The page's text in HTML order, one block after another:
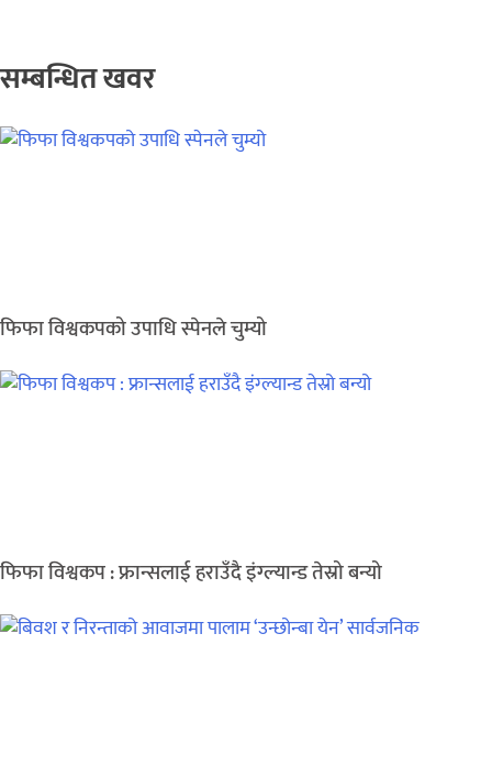
सम्बन्धित खवर
फिफा विश्वकपको उपाधि स्पेनले चुम्यो
फिफा विश्वकप : फ्रान्सलाई हराउँदै इंग्ल्यान्ड तेस्रो बन्यो